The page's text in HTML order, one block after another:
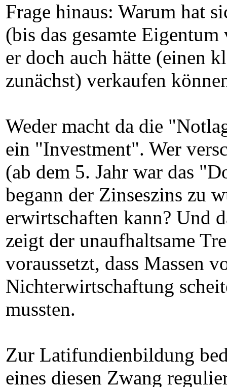
Frage hinaus: Warum hat
(bis das gesamte
er doch auch hätte (einen
zunächst) verkaufen
Weder macht da die
ein "Investment". Wer
(ab dem 5. Jahr war das
begann der Zinseszins zu
erwirtschaften kann? Und
zeigt der unaufhaltsame
voraussetzt, dass Massen
Nichterwirtschaftung
mussten.
Zur Latifundienbildung
eines diesen Zwang